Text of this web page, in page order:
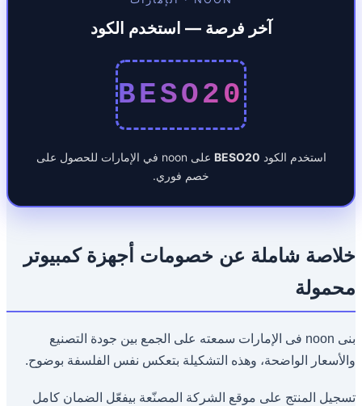
آخر فرصة — استخدم الكود
BESO20
استخدم الكود BESO20
على noon في الإمارات للحصول على
خصم فوري.
خلاصة شاملة عن خصومات أجهزة كمبيوتر
محمولة
بنى noon فى الإمارات سمعته على الجمع بين جودة التصنيع
والأسعار الواضحة، وهذه التشكيلة بتعكس نفس الفلسفة بوضوح.
تسجيل المنتج على موقع الشركة المصنّعة بيفعّل الضمان كامل